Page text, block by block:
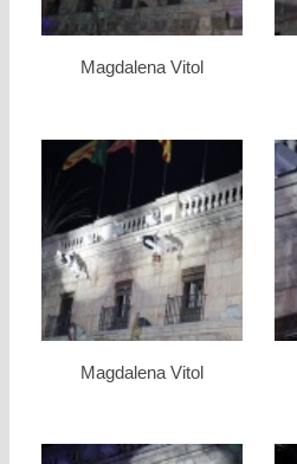
Magdalena Vitol
Magdalena Vitol